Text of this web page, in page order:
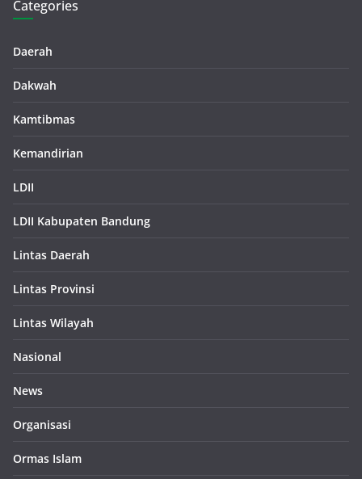
Categories
Daerah
Dakwah
Kamtibmas
Kemandirian
LDII
LDII Kabupaten Bandung
Lintas Daerah
Lintas Provinsi
Lintas Wilayah
Nasional
News
Organisasi
Ormas Islam